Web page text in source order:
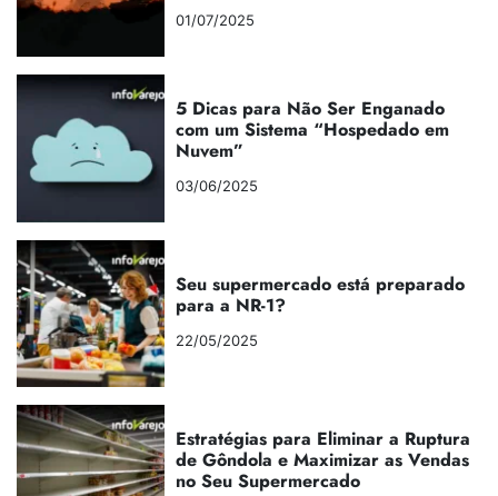
01/07/2025
5 Dicas para Não Ser Enganado
com um Sistema “Hospedado em
Nuvem”
03/06/2025
Seu supermercado está preparado
para a NR-1?
22/05/2025
Estratégias para Eliminar a Ruptura
de Gôndola e Maximizar as Vendas
no Seu Supermercado